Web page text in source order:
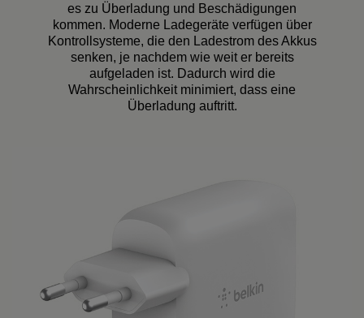
es zu Überladung und Beschädigungen
kommen. Moderne Ladegeräte verfügen über
Kontrollsysteme, die den Ladestrom des Akkus
senken, je nachdem wie weit er bereits
aufgeladen ist. Dadurch wird die
Wahrscheinlichkeit minimiert, dass eine
Überladung auftritt.